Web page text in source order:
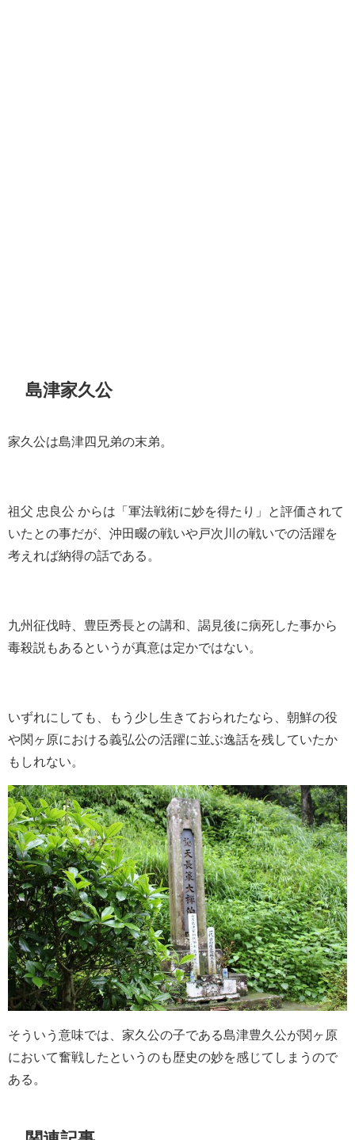
島津家久公
家久公は島津四兄弟の末弟。
祖父 忠良公 からは「軍法戦術に妙を得たり」と評価されて
いたとの事だが、沖田畷の戦いや戸次川の戦いでの活躍を
考えれば納得の話である。
九州征伐時、豊臣秀長との講和、謁見後に病死した事から
毒殺説もあるというが真意は定かではない。
いずれにしても、もう少し生きておられたなら、朝鮮の役
や関ヶ原における義弘公の活躍に並ぶ逸話を残していたか
もしれない。
そういう意味では、家久公の子である島津豊久公が関ヶ原
において奮戦したというのも歴史の妙を感じてしまうので
ある。